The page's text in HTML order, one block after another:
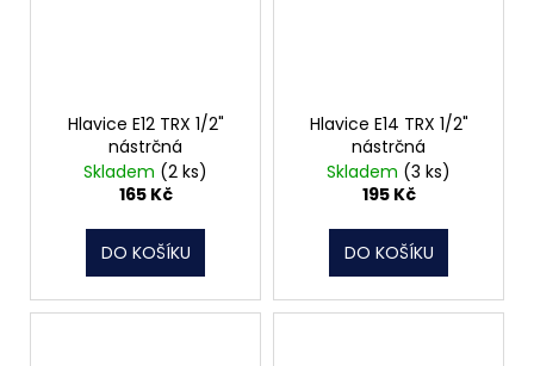
Hlavice E12 TRX 1/2"
nástrčná
Skladem (2 ks)
165 Kč
DO KOŠÍKU
Hlavice E14 TRX 1/2"
nástrčná
Skladem (3 ks)
195 Kč
DO KOŠÍKU